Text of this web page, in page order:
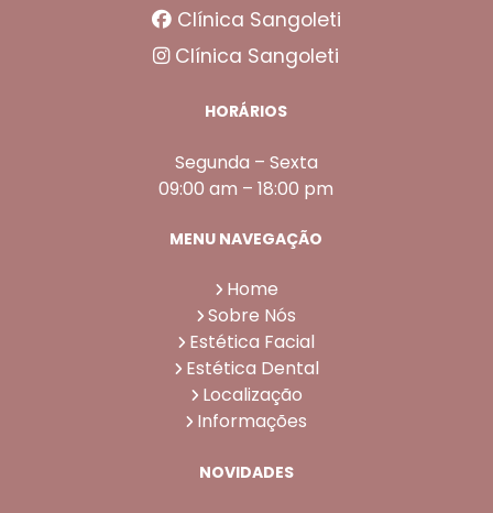
Clínica Sangoleti
Clínica Sangoleti
HORÁRIOS
Segunda – Sexta
09:00 am – 18:00 pm
MENU NAVEGAÇÃO
Home
Sobre Nós
Estética Facial
Estética Dental
Localização
Informações
NOVIDADES